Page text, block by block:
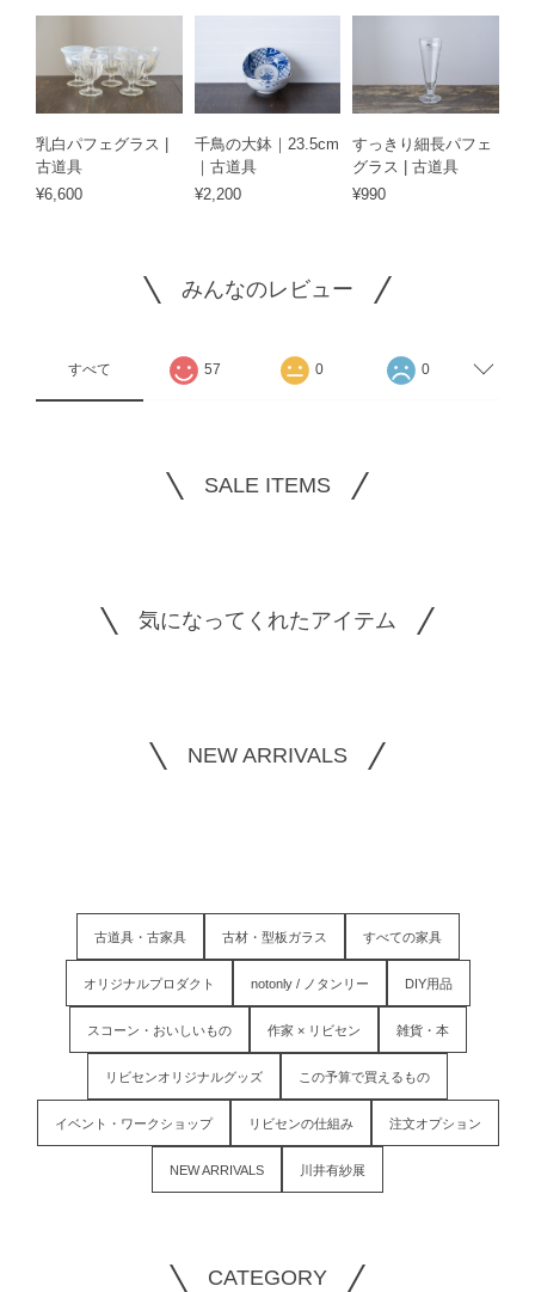
乳白パフェグラス |
古道具
¥6,600
千鳥の大鉢｜23.5cm
｜古道具
¥2,200
すっきり細長パフェ
グラス | 古道具
¥990
みんなのレビュー
すべて 57 0 0
SALE ITEMS
気になってくれたアイテム
NEW ARRIVALS
古道具・古家具 古材・型板ガラス すべての家具
オリジナルプロダクト notonly / ノタンリー DIY用品
スコーン・おいしいもの 作家 × リビセン 雑貨・本
リビセンオリジナルグッズ この予算で買えるもの
イベント・ワークショップ リビセンの仕組み 注文オプション
NEW ARRIVALS 川井有紗展
CATEGORY